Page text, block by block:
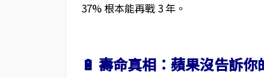
37% 根本能再戰 3 年。
🔋 壽命真相：蘋果沒告訴你